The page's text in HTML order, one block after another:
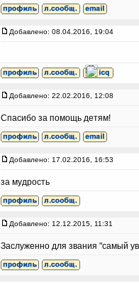
Добавлено: 08.04.2016, 19:04
Добавлено: 22.02.2016, 12:08
Спасибо за помощь детям!
Добавлено: 17.02.2016, 16:53
за мудрость
Добавлено: 12.12.2015, 11:31
Заслуженно для звания "самый